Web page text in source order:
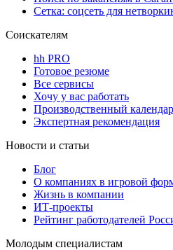
Сетка: соцсеть для
Соискателям
hh PRO
Готовое резюме
Все сервисы
Хочу у вас работать
Производственный
Экспертная рекомендация
Новости и статьи
Блог
О компаниях в игровой
Жизнь в компании
ИТ-проекты
Рейтинг работодателей
Молодым специалистам